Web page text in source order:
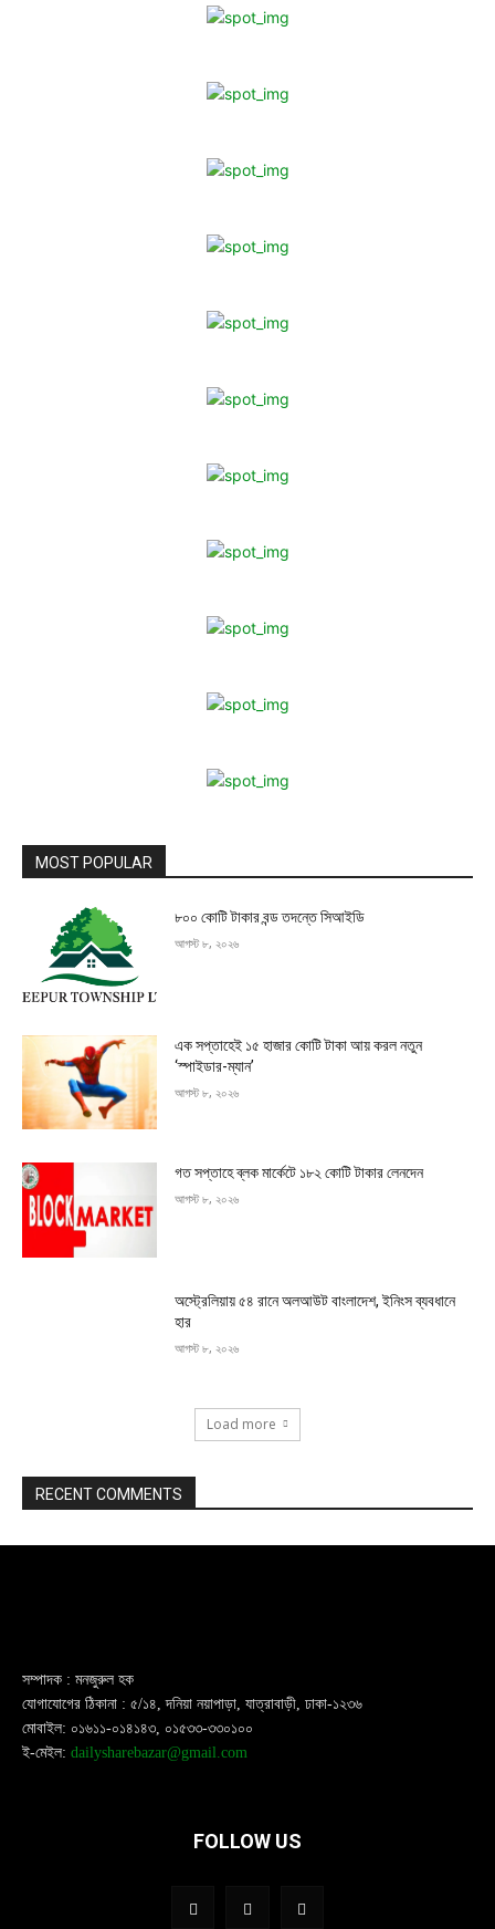
MOST POPULAR
৮০০ কোটি টাকার বন্ড তদন্তে সিআইডি
আগস্ট ৮, ২০২৬
এক সপ্তাহেই ১৫ হাজার কোটি টাকা আয় করল নতুন
‘স্পাইডার-ম্যান’
আগস্ট ৮, ২০২৬
গত সপ্তাহে ব্লক মার্কেটে ১৮২ কোটি টাকার লেনদেন
আগস্ট ৮, ২০২৬
অস্ট্রেলিয়ায় ৫৪ রানে অলআউট বাংলাদেশ, ইনিংস ব্যবধানে
হার
আগস্ট ৮, ২০২৬
Load more
RECENT COMMENTS
সম্পাদক : মনজুরুল হক
যোগাযোগের ঠিকানা : ৫/১৪, দনিয়া নয়াপাড়া, যাত্রাবাড়ী, ঢাকা-১২৩৬
মোবাইল: ০১৬১১-০১৪১৪৩, ০১৫৩৩-৩৩০১০০
ই-মেইল: dailysharebazar@gmail.com
FOLLOW US